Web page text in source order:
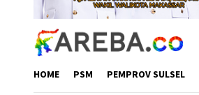
HOME PSM PEMPROV SULSEL